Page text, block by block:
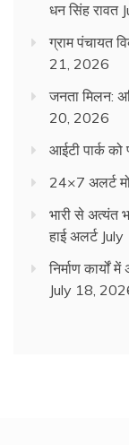
धन सिंह रावत
ग्राम पंचायत
21, 2026
जनता मिलन:
20, 2026
आईटी पार्क
24×7 अलर्ट
भारी से अत्यंत
हाई अलर्ट
निर्माण कार्यों
July 18,